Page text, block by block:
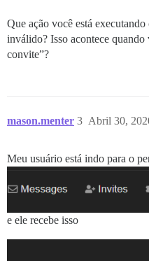
Que ação você está
inválido? Isso acontece
convite”?
mason.menter Abril 30,
3
Meu usuário está indo para o
e ele recebe isso